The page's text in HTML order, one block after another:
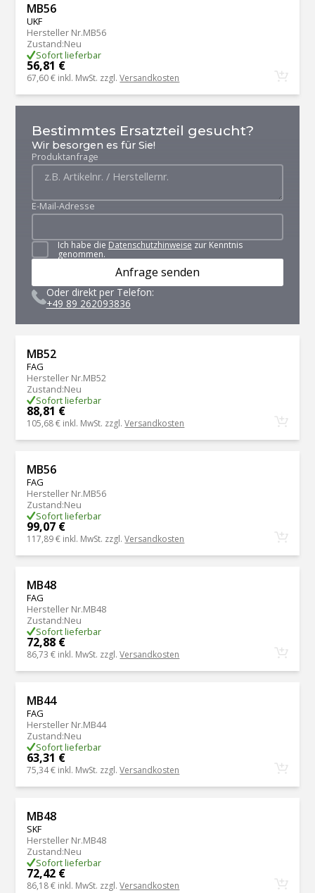
MB56
UKF
Hersteller Nr.MB56
Zustand:Neu
Sofort lieferbar
56,81 €
67,60 € inkl. MwSt. zzgl.Versandkosten
Bestimmtes Ersatzteil gesucht?
Wir besorgen es für Sie!
Produktanfrage
E-Mail-Adresse
Ich habe die Datenschutzhinweise zur Kenntnis
genommen.
Anfrage senden
Oder direkt per Telefon:
+49 89 262093836
MB52
FAG
Hersteller Nr.MB52
Zustand:Neu
Sofort lieferbar
88,81 €
105,68 € inkl. MwSt. zzgl.Versandkosten
MB56
FAG
Hersteller Nr.MB56
Zustand:Neu
Sofort lieferbar
99,07 €
117,89 € inkl. MwSt. zzgl.Versandkosten
MB48
FAG
Hersteller Nr.MB48
Zustand:Neu
Sofort lieferbar
72,88 €
86,73 € inkl. MwSt. zzgl.Versandkosten
MB44
FAG
Hersteller Nr.MB44
Zustand:Neu
Sofort lieferbar
63,31 €
75,34 € inkl. MwSt. zzgl.Versandkosten
MB48
SKF
Hersteller Nr.MB48
Zustand:Neu
Sofort lieferbar
72,42 €
86,18 € inkl. MwSt. zzgl.Versandkosten